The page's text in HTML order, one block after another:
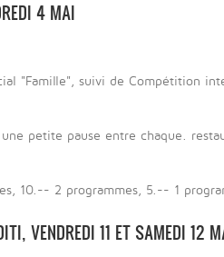
4 MAI
"Famille", suivi de Compétition
petite pause entre chaque.
10.-- 2 programmes, 5.-- 1
VENDREDI 11 ET SAMEDI 12